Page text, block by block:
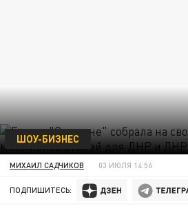
ШОУ-БИЗНЕС
МИХАИЛ САДЧИКОВ 03 ИЮЛЯ 14:56
ПОДПИШИТЕСЬ: